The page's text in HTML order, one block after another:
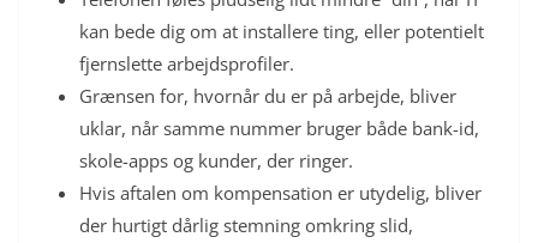
kan bede dig om at installere ting, eller potentielt
fjernslette arbejdsprofiler.
Grænsen for, hvornår du er på arbejde, bliver
uklar, når samme nummer bruger både bank-id,
skole-apps og kunder, der ringer.
Hvis aftalen om kompensation er utydelig, bliver
der hurtigt dårlig stemning omkring slid,